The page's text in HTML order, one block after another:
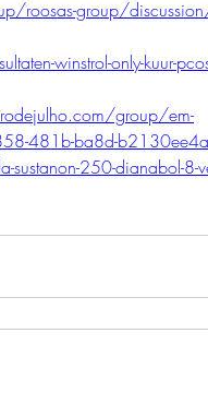
roosas-group/
winstrol-only-kuur-
group/em-
481b-ba8d-
250-dianabol-8-